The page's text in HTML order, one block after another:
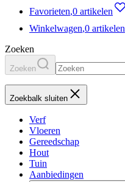
Favorieten,0 artikelen
Winkelwagen,0 artikelen
Zoeken
Zoeken
Zoekbalk sluiten
Verf
Vloeren
Gereedschap
Hout
Tuin
Aanbiedingen